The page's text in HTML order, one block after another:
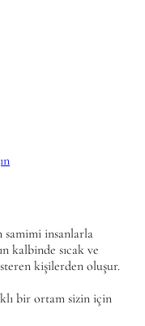
samimi insanlarla
kalbinde sıcak ve
kişilerden oluşur.
bir ortam sizin için